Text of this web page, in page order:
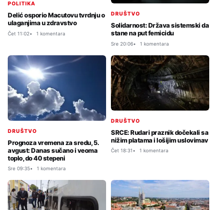
POLITIKA
Delić osporio Macutovu tvrdnju o
ulaganjima u zdravstvo
Čet 11:02 1 komentara
DRUŠTVO
Solidarnost: Država sistemski da
stane na put femicidu
Sre 20:06 1 komentara
DRUŠTVO
Prognoza vremena za sredu, 5.
avgust: Danas sučano i veoma
toplo, do 40 stepeni
Sre 09:35 1 komentara
DRUŠTVO
SRCE: Rudari praznik dočekali sa
nižim platama i lošijim uslovimav
Čet 18:31 1 komentara